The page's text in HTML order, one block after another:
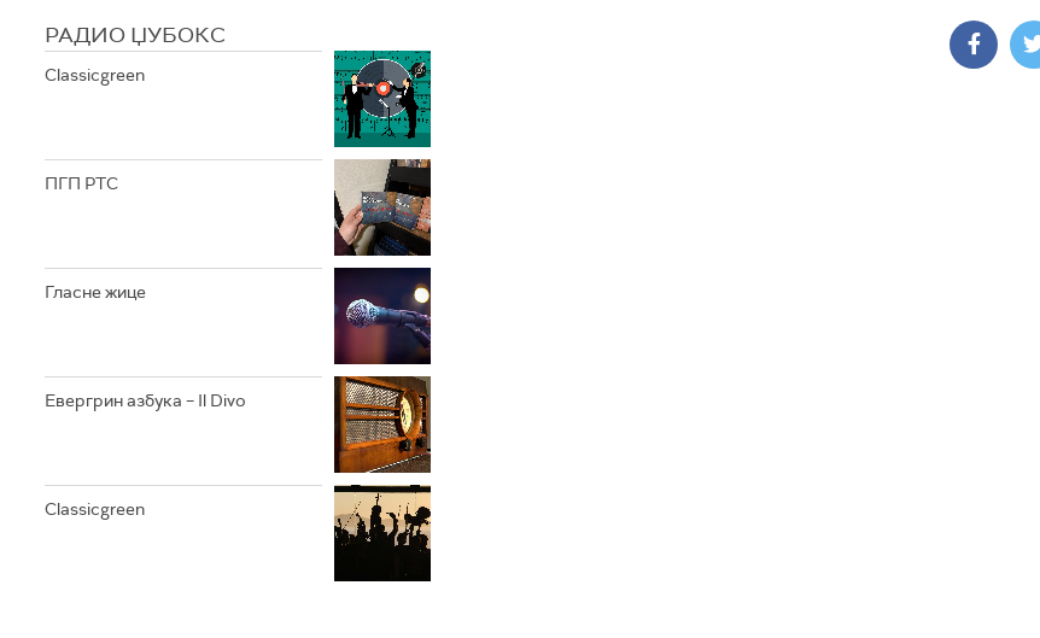
РАДИО ЏУБОКС
Classicgreen
ПГП РТС
Гласне жице
Евергрин азбука – Il Divo
Classicgreen